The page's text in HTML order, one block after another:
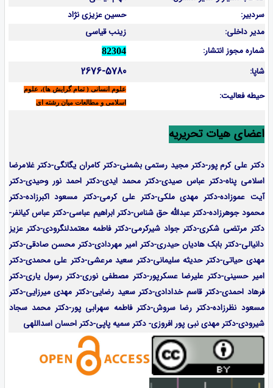
سردبیر:
حسین عزیزی نژاد
مدیر داخلی:
زینب قیاسی
شماره مجوز انتشار:
82304
شاپا: 2676-5780
حیطه فعالیت:
علوم انسانی ( تمام گرایش ها)، علوم
اسلامی و مطالعات میان رشته ای
اعضای هیات تحریریه
دکتر علی کرم پور-دکتر مجید رستمی بشمنی-دکتر کامران یگانگی-دکتر غلامرضا
اسلامی پناه-دکتر عباس صیدی-دکتر محمد ایدی-دکتر احمد نور وحیدی-دکتر
آیت عموزاده-دکتر مهدی ملکی-دکتر علی کرمی-دکتر مسعود اکبرزاده-دکتر
محمود جوهرزاده-دکتر عبدالله حق شناس-دکتر ابراهیم عباسی-دکتر عباس کیانفر-
دکتر مرتضی شکری-دکتر جواد شیرکرمی-دکتر فاطمه معتمدلنگرودی-دکتر عزیز
دانیالی-دکتر بابک هادیان حیدری-دکتر امیر مهردادی-دکتر محسن صادقی-دکتر
مهدی حیاتی-دکتر حدیثه سلیمانی-دکتر سعید مرعشی-دکتر علی محمدی-دکتر
امیر حسینی-دکتر علیرضا عسکرپور-دکتر مصطفی نوری-دکتر رسول یاری-دکتر
فرهاد احمدی-دکتر قاسم خدادادی-دکتر سعید رضایی-دکتر مهدی میرزایی-دکتر
مسعود نظرزاده-دکتر رضا سروش-دکتر فاطمه سهرابی پور-دکتر محمد سجاد
شیرودی-دکتر مهدی نبی پور افروزی- دکتر سمیه پاپی-دکتر احسان اسداللهی